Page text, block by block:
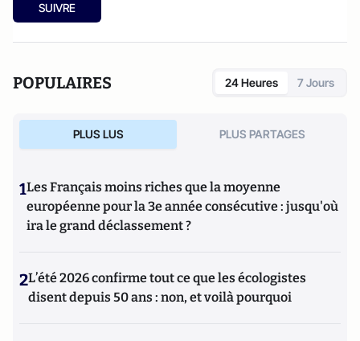
SUIVRE
POPULAIRES 24 Heures 7 Jours
PLUS LUS PLUS PARTAGES
1Les Français moins riches que la moyenne
européenne pour la 3e année consécutive : jusqu'où
ira le grand déclassement ?
2L’été 2026 confirme tout ce que les écologistes
disent depuis 50 ans : non, et voilà pourquoi